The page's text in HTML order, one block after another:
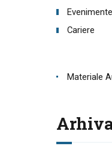
Evenimente
Cariere
Materiale